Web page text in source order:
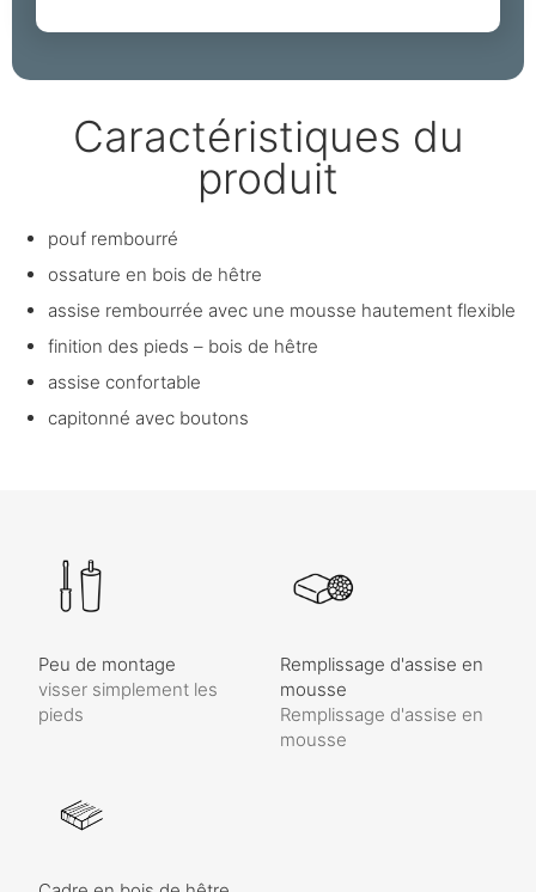
Caractéristiques du
produit
pouf rembourré
ossature en bois de hêtre
assise rembourrée avec une mousse hautement flexible
finition des pieds – bois de hêtre
assise confortable
capitonné avec boutons
Peu de montage
visser simplement les
pieds
Remplissage d'assise en
mousse
Remplissage d'assise en
mousse